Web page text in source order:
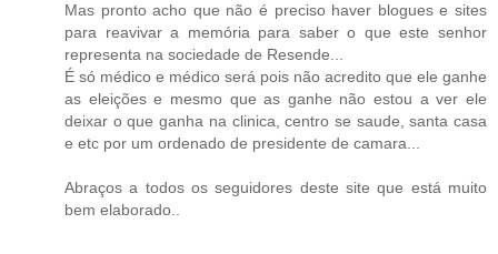
Mas pronto acho que não é preciso haver blogues e sites
para reavivar a memória para saber o que este senhor
representa na sociedade de Resende...
É só médico e médico será pois não acredito que ele ganhe
as eleições e mesmo que as ganhe não estou a ver ele
deixar o que ganha na clinica, centro se saude, santa casa
e etc por um ordenado de presidente de camara...
Abraços a todos os seguidores deste site que está muito
bem elaborado..